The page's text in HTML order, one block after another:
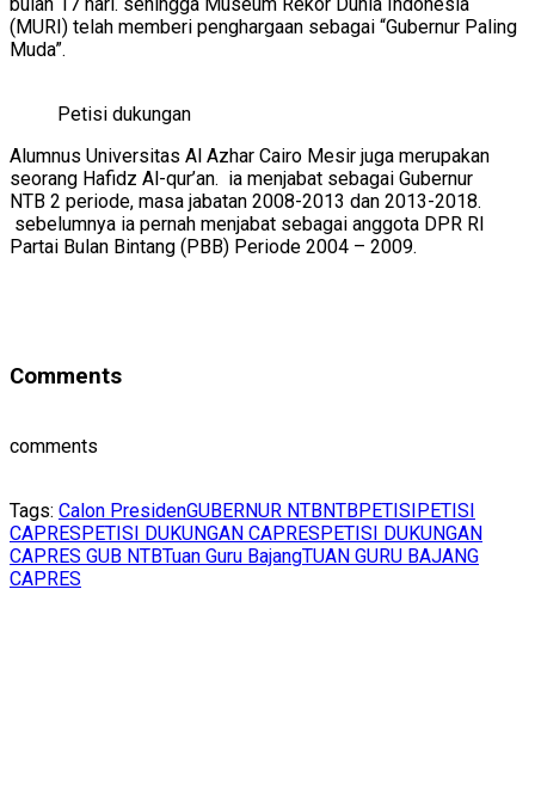
(MURI) telah memberi penghargaan sebagai “Gubernur Paling
Muda”.
Petisi dukungan
Alumnus Universitas Al Azhar Cairo Mesir juga merupakan
seorang Hafidz Al-qur’an. ia menjabat sebagai Gubernur
NTB 2 periode, masa jabatan 2008-2013 dan 2013-2018.
sebelumnya ia pernah menjabat sebagai anggota DPR RI
Partai Bulan Bintang (PBB) Periode 2004 – 2009.
Comments
comments
Tags: Calon PresidenGUBERNUR NTBNTBPETISIPETISI
CAPRESPETISI DUKUNGAN CAPRESPETISI DUKUNGAN
CAPRES GUB NTBTuan Guru BajangTUAN GURU BAJANG
CAPRES